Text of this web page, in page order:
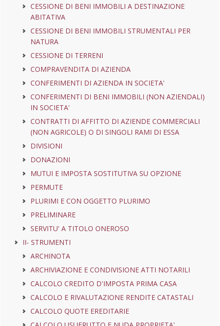
CESSIONE DI BENI IMMOBILI A DESTINAZIONE
ABITATIVA
CESSIONE DI BENI IMMOBILI STRUMENTALI PER
NATURA
CESSIONE DI TERRENI
COMPRAVENDITA DI AZIENDA
CONFERIMENTI DI AZIENDA IN SOCIETA'
CONFERIMENTI DI BENI IMMOBILI (NON AZIENDALI)
IN SOCIETA'
CONTRATTI DI AFFITTO DI AZIENDE COMMERCIALI
(NON AGRICOLE) O DI SINGOLI RAMI DI ESSA
DIVISIONI
DONAZIONI
MUTUI E IMPOSTA SOSTITUTIVA SU OPZIONE
PERMUTE
PLURIMI E CON OGGETTO PLURIMO
PRELIMINARE
SERVITU' A TITOLO ONEROSO
II- STRUMENTI
ARCHINOTA
ARCHIVIAZIONE E CONDIVISIONE ATTI NOTARILI
CALCOLO CREDITO D'IMPOSTA PRIMA CASA
CALCOLO E RIVALUTAZIONE RENDITE CATASTALI
CALCOLO QUOTE EREDITARIE